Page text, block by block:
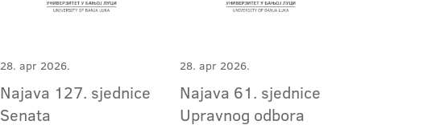
28. apr 2026.
Najava 127. sjednice
Senata
28. apr 2026.
Najava 61. sjednice
Upravnog odbora